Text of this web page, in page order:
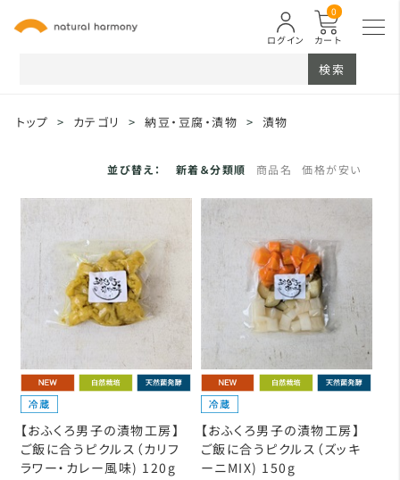
カート
0
ログイン
検索
トップ > カテゴリ > 納豆・豆腐・漬物 > 漬物
並び替え： 新着＆分類順 商品名 価格が安い
【おふくろ男子の漬物工房】
ご飯に合うピクルス（カリフ
ラワー・カレー風味) 120g
【おふくろ男子の漬物工房】
ご飯に合うピクルス（ズッキ
ーニMIX) 150g